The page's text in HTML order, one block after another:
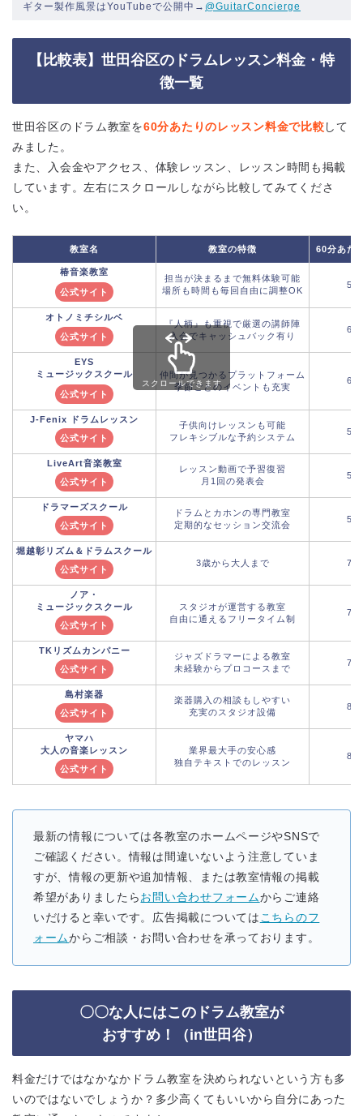
ギター製作風景はYouTubeで公開中→ @GuitarConcierge
【比較表】世田谷区のドラムレッスン料金・特
徴一覧
世田谷区のドラム教室を60分あたりのレッスン料金で比較して
みました。
また、入会金やアクセス、体験レッスン、レッスン時間も掲載
しています。左右にスクロールしながら比較してみてくださ
い。
教室名 教室の特徴 60分あた
椿音楽教室
公式サイト
担当が決まるまで無料体験可能
場所も時間も毎回自由に調整OK
オトノミチシルベ
公式サイト
『人柄』も重視で厳選の講師陣
入会でキャッシュバック有り
EYS
ミュージックスクール
公式サイト
仲間が見つかるプラットフォーム
季節ごとのイベントも充実
J-Fenix ドラムレッスン
公式サイト
子供向けレッスンも可能
フレキシブルな予約システム
LiveArt音楽教室
公式サイト
レッスン動画で予習復習
月1回の発表会
ドラマーズスクール
公式サイト
ドラムとカホンの専門教室
定期的なセッション交流会
堀越彰リズム＆ドラムスクール
公式サイト
3歳から大人まで
ノア・
ミュージックスクール
公式サイト
スタジオが運営する教室
自由に通えるフリータイム制
TKリズムカンパニー
公式サイト
ジャズドラマーによる教室
未経験からプロコースまで
島村楽器
公式サイト
楽器購入の相談もしやすい
充実のスタジオ設備
ヤマハ
大人の音楽レッスン
公式サイト
業界最大手の安心感
独自テキストでのレッスン
スクロールできます
最新の情報については各教室のホームページやSNSで
ご確認ください。情報は間違いないよう注意していま
すが、情報の更新や追加情報、または教室情報の掲載
希望がありましたらお問い合わせフォームからご連絡
いだけると幸いです。広告掲載についてはこちらのフ
ォームからご相談・お問い合わせを承っております。
〇〇な人にはこのドラム教室が
おすすめ！（in世田谷）
料金だけではなかなかドラム教室を決められないという方も多
いのではないでしょうか？多少高くてもいいから自分にあった